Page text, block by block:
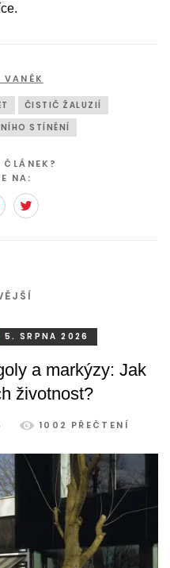
ČISTIČ ŽALUZIÍ
STÍNĚNÍ
NA:
Pinterest
5. SRPNA 2026
a markýzy: Jak
životnost?
1002 PŘEČTENÍ